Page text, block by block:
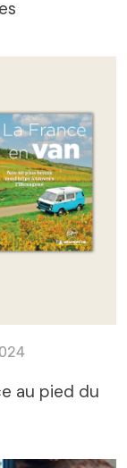
au pied du